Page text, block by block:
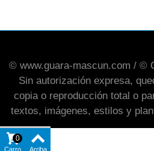
© www.guara-mascun.com / ©
Sin autorización expresa,
copia o reproducción total o
textos, imágenes, estilos y
Carro
0
Arriba